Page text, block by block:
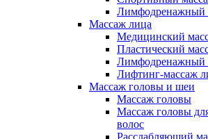
Лимфодренажный
Массаж лица
Медицинский
Пластический
Лимфодренажный
Лифтинг-массаж
Массаж головы и шеи
Массаж головы
Массаж головы
волос
Расслабляющий